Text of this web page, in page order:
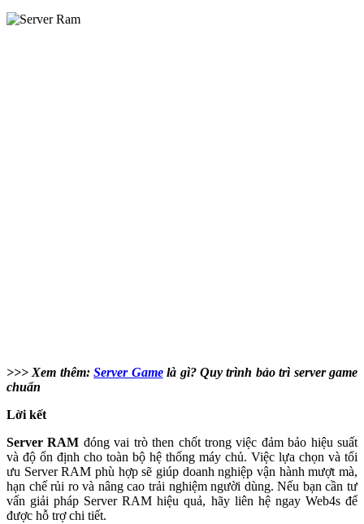
>>> Xem thêm:Server Gamelà gì? Quy trình bảo trì server game
chuẩn
Lời kết
Server RAM đóng vai trò then chốt trong việc đảm bảo hiệu suất
và độ ổn định cho toàn bộ hệ thống máy chủ. Việc lựa chọn và tối
ưu Server RAM phù hợp sẽ giúp doanh nghiệp vận hành mượt mà,
hạn chế rủi ro và nâng cao trải nghiệm người dùng. Nếu bạn cần tư
vấn giải pháp Server RAM hiệu quả, hãy liên hệ ngay Web4s để
được hỗ trợ chi tiết.